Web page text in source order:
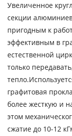
Увеличенное
секции
пригодным к
эффективным в
естественной
только
графитовая
более жесткую и
этом
сжатие до 10-12